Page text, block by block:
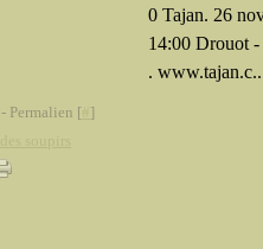
0 Tajan. 26
14:00 Drouot -
.
- Permalien [ ]